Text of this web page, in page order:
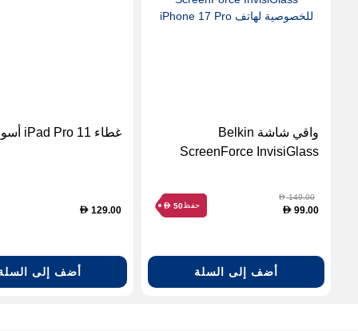
واقي شاشة Belkin
ScreenForce InvisiGlass
D149.00
D 99.00 حفظ D 50
أضف إلى السلة
غطاء iPad Pro 11 أسود
D 129.00
أضف إلى